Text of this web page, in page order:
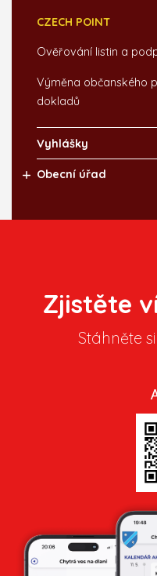
CZECH POINT
Ověřování listin a
Výměna občanského
dokladů
Vyhlášky
Obecní úřad
Zjistěte
Stáhněte